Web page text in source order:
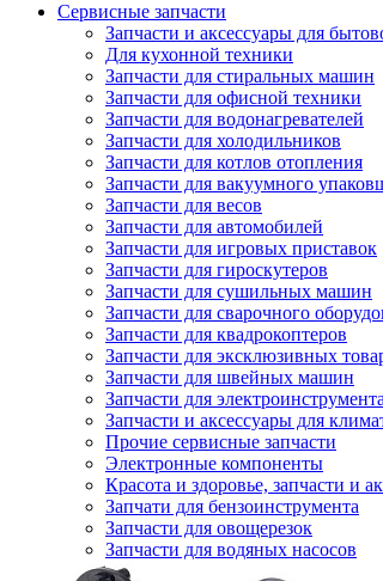
Сервисные запчасти
Запчасти и аксессуары для
Для кухонной техники
Запчасти для стиральных машин
Запчасти для офисной техники
Запчасти для водонагревателей
Запчасти для холодильников
Запчасти для котлов отопления
Запчасти для вакуумного
Запчасти для весов
Запчасти для автомобилей
Запчасти для игровых приставок
Запчасти для гироскутеров
Запчасти для сушильных машин
Запчасти для сварочного
Запчасти для квадрокоптеров
Запчасти для эксклюзивных
Запчасти для швейных машин
Запчасти для электроинструмента
Запчасти и аксессуары для
Прочие сервисные запчасти
Электронные компоненты
Красота и здоровье, запчасти и
Запчати для бензоинструмента
Запчасти для овощерезок
Запчасти для водяных насосов